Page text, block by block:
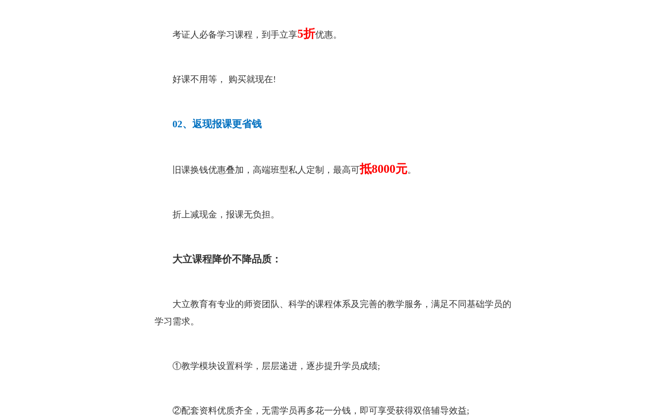
考证人必备学习课程，到手立享5折优惠。
好课不用等， 购买就现在!
02、返现报课更省钱
旧课换钱优惠叠加，高端班型私人定制，最高可抵8000元。
折上减现金，报课无负担。
大立课程降价不降品质：
大立教育有专业的师资团队、科学的课程体系及完善的教学服务，满足不同基础学员的
学习需求。
①教学模块设置科学，层层递进，逐步提升学员成绩;
②配套资料优质齐全，无需学员再多花一分钱，即可享受获得双倍辅导效益;